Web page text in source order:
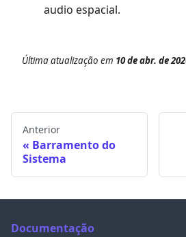
audio espacial.
Última atualização em 10 de abr. de
Anterior
Barramento do
Sistema
Documentação